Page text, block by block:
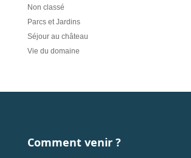
Non classé
Parcs et Jardins
Séjour au château
Vie du domaine
Comment venir ?